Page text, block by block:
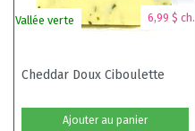
Vallée verte 6,99 $ ch.
Cheddar Doux Ciboulette
Ajouter au panier